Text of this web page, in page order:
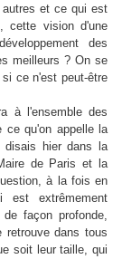
et ce qui est
cette vision d'une
des
meilleurs ? On se
ce n'est peut-être
à l'ensemble des
ce qu'on appelle la
disais hier dans la
de Paris et la
à la fois en
est extrêmement
façon profonde,
dans tous
soit leur taille, qui